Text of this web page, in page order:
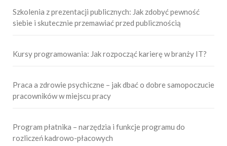
Szkolenia z prezentacji publicznych: Jak zdobyć pewność
siebie i skutecznie przemawiać przed publicznością
Kursy programowania: Jak rozpocząć karierę w branży IT?
Praca a zdrowie psychiczne – jak dbać o dobre samopoczucie
pracowników w miejscu pracy
Program płatnika – narzędzia i funkcje programu do
rozliczeń kadrowo-płacowych